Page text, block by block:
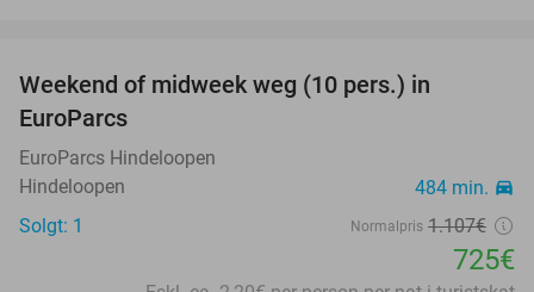
Weekend of midweek weg (10 pers.) in
EuroParcs
EuroParcs Hindeloopen
Hindeloopen
484 min. directions_car
Solgt: 1 Normalpris 1.107€
725€